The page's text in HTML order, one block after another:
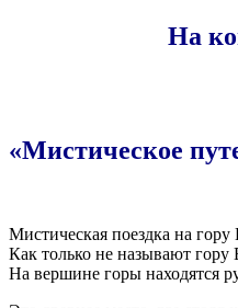
На
«Мистическое
Мисти­че­ская поезд­ка на
Как толь­ко не назы­ва­ют гору
На вер­шине горы нахо­дят­ся